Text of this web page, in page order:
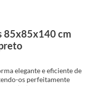
85x85x140 cm
elegante e eficiente de
os perfeitamente